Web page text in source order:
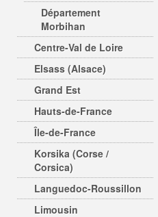
Département
Morbihan
Centre-Val de Loire
Elsass (Alsace)
Grand Est
Hauts-de-France
Île-de-France
Korsika (Corse /
Corsica)
Languedoc-Roussillon
Limousin